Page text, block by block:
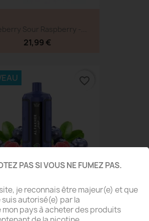
Sour Raspberry -...
21,99 €
Raspberry - 30k...
favorite_border
PAS SI VOUS NE FUMEZ PAS.
je reconnais être majeur(e) et que
suis autorisé(e) par la
mon pays à acheter des produits